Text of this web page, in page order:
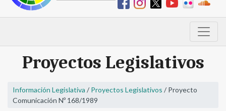
Proyectos Legislativos
Información Legislativa / Proyectos Legislativos / Proyecto
Comunicación Nº 168/1989